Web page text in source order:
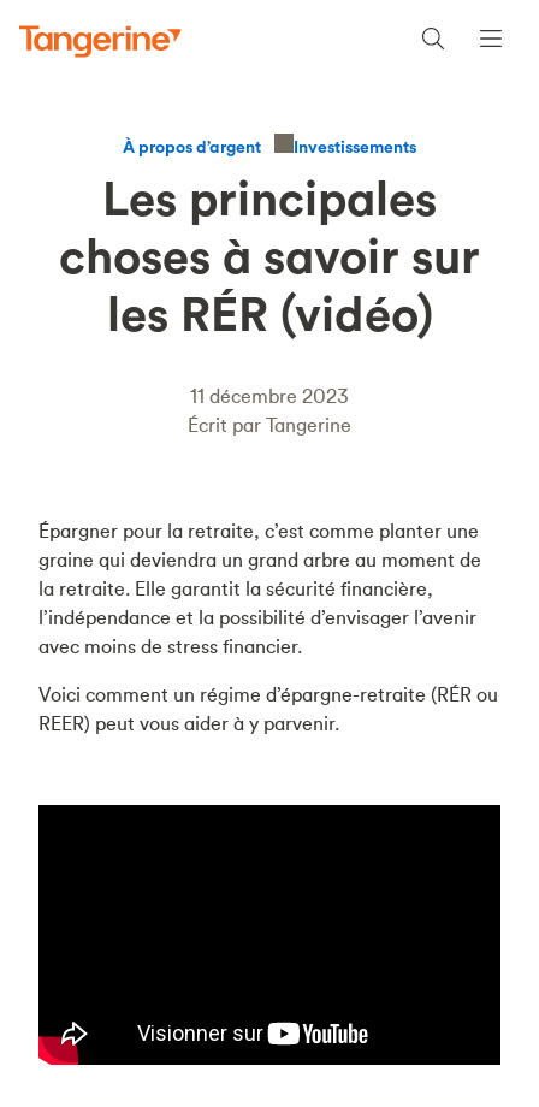
À propos d’argent Investissements
Les principales
choses à savoir sur
les RÉR (vidéo)
11 décembre 2023
Écrit par Tangerine
Épargner pour la retraite, c’est comme planter une
graine qui deviendra un grand arbre au moment de
la retraite. Elle garantit la sécurité financière,
l’indépendance et la possibilité d’envisager l’avenir
avec moins de stress financier.
Voici comment un régime d’épargne-retraite (RÉR ou
REER) peut vous aider à y parvenir.